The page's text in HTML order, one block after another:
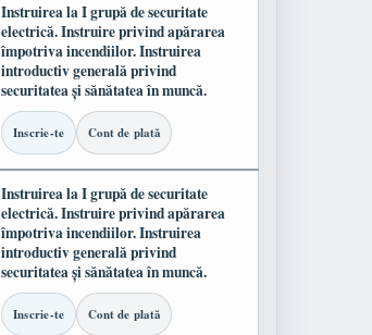
Instruirea la I grupă de securitate
electrică. Instruire privind apărarea
împotriva incendiilor. Instruirea
introductiv generală privind
securitatea și sănătatea în muncă.
Inscrie-te Cont de plată
Instruirea la I grupă de securitate
electrică. Instruire privind apărarea
împotriva incendiilor. Instruirea
introductiv generală privind
securitatea și sănătatea în muncă.
Inscrie-te Cont de plată